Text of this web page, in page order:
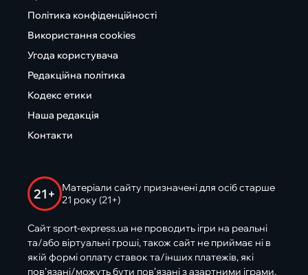
Політика конфіденційності
Використання cookies
Угода користувача
Редакційна політика
Кодекс етики
Наша редакція
Контакти
21+
Матеріали сайту призначені для осіб старше
21 року (21+)
Сайт sport-express.ua не проводить ігри на реальні
та/або віртуальні гроші, також сайт не приймає ні в
якій формі оплату ставок та/інших платежів, які
пов’язані/можуть бути пов’язані з азартними іграми,